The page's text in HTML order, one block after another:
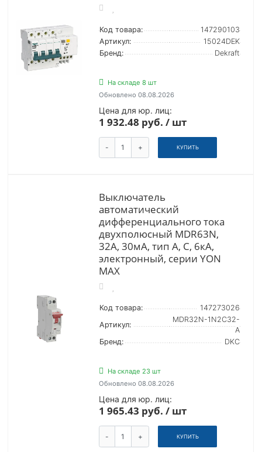
Код товара:
147290103
Артикул:
15024DEK
Бренд:
Dekraft
На складе 8 шт
Обновлено 08.08.2026
Цена для юр. лиц:
1 932.48 руб. / шт
- + КУПИТЬ
Выключатель
автоматический
дифференциального тока
двухполюсный MDR63N,
32А, 30мА, тип A, C, 6кА,
электронный, серии YON
MAX
Код товара:
147273026
Артикул:
MDR32N-1N2C32-
A
Бренд:
DKC
На складе 23 шт
Обновлено 08.08.2026
Цена для юр. лиц:
1 965.43 руб. / шт
- + КУПИТЬ